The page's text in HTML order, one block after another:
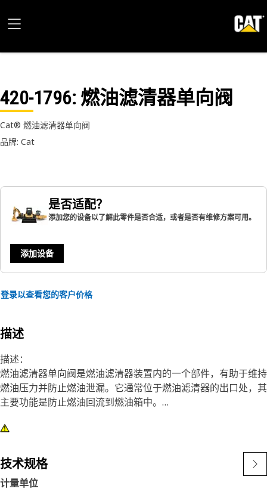
420-1796: 燃油滤清器单向阀
Cat® 燃油滤清器单向阀
品牌: Cat
是否适配？
添加您的设备以了解此零件是否合适，或者是否有维修方案可用。
添加设备
登录以查看您的客户价格
描述
描述：
燃油滤清器单向阀是燃油滤清器装置内的一个部件，有助于维持
燃油压力并防止燃油泄漏。它通常位于燃油滤清器的出口处，其
主要功能是防止燃油回流到燃油箱中。
特性：
的生产率。
• 提供 6.9 千帕的开启压力，这是打开阀门所需的最小压力。
• 最高工作温度为 150°C。
技术规格
计量单位